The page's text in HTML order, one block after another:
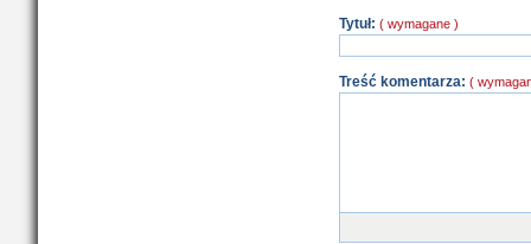
Tytuł: ( wymagane )
Treść komentarza: (